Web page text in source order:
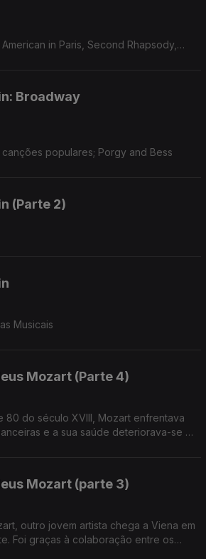
in Paris, Second Rhapsody,
Broadway
populares; Porgy and Bess
(Parte 2)
Musicais
Mozart (Parte 4)
80 do século XVIII, Mozart enfrentava
e a sua saúde deteriorava-se a
Mozart (parte 3)
outro jovem artista chega a Viena em
Foi graças à colaboração entre os